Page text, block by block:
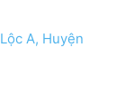
A, Huyện